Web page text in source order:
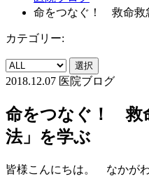
命をつなぐ！ 救命救
カテゴリー:
選択
2018.12.07 医院ブログ
命をつなぐ！ 救
法」を学ぶ
皆様こんにちは。 なかがわ